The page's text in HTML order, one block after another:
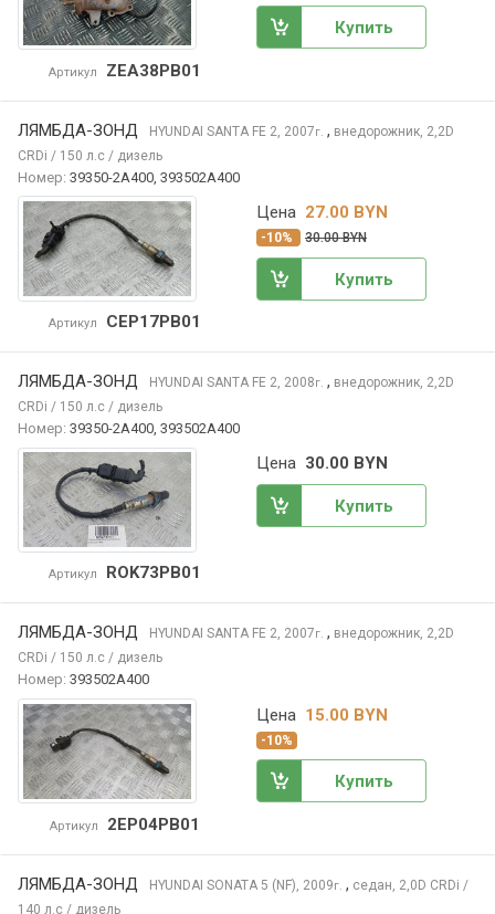
Артикул ZEA38PB01
Купить
ЛЯМБДА-ЗОНД HYUNDAI SANTA FE 2, 2007г. , внедорожник, 2,2D
CRDi / 150 л.с / дизель
Номер: 39350-2A400, 393502A400
Артикул CEP17PB01
Цена 27.00 BYN
-10% 30.00 BYN
Купить
ЛЯМБДА-ЗОНД HYUNDAI SANTA FE 2, 2008г. , внедорожник, 2,2D
CRDi / 150 л.с / дизель
Номер: 39350-2A400, 393502A400
Артикул ROK73PB01
Цена 30.00 BYN
Купить
ЛЯМБДА-ЗОНД HYUNDAI SANTA FE 2, 2007г. , внедорожник, 2,2D
CRDi / 150 л.с / дизель
Номер: 393502A400
Артикул 2EP04PB01
Цена 15.00 BYN
-10%
Купить
ЛЯМБДА-ЗОНД HYUNDAI SONATA 5 (NF), 2009г. , седан, 2,0D CRDi /
140 л.с / дизель